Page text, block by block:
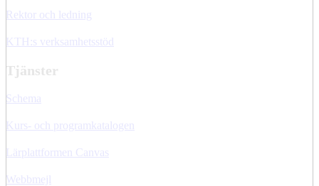
Rektor och ledning
KTH:s verksamhetsstöd
Tjänster
Schema
Kurs- och programkatalogen
Lärplattformen Canvas
Webbmejl